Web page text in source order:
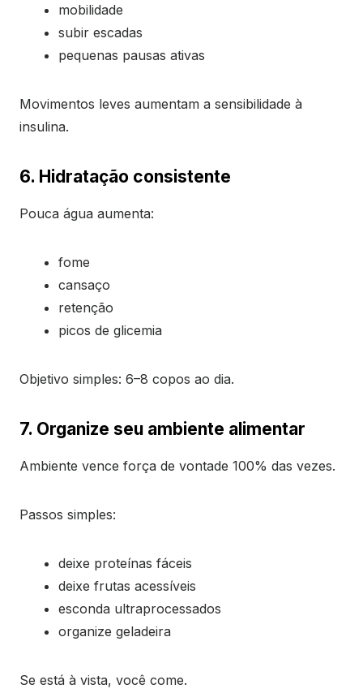
mobilidade
subir escadas
pequenas pausas ativas
Movimentos leves aumentam a sensibilidade à
insulina.
6. Hidratação consistente
Pouca água aumenta:
fome
cansaço
retenção
picos de glicemia
Objetivo simples: 6–8 copos ao dia.
7. Organize seu ambiente alimentar
Ambiente vence força de vontade 100% das vezes.
Passos simples:
deixe proteínas fáceis
deixe frutas acessíveis
esconda ultraprocessados
organize geladeira
Se está à vista, você come.